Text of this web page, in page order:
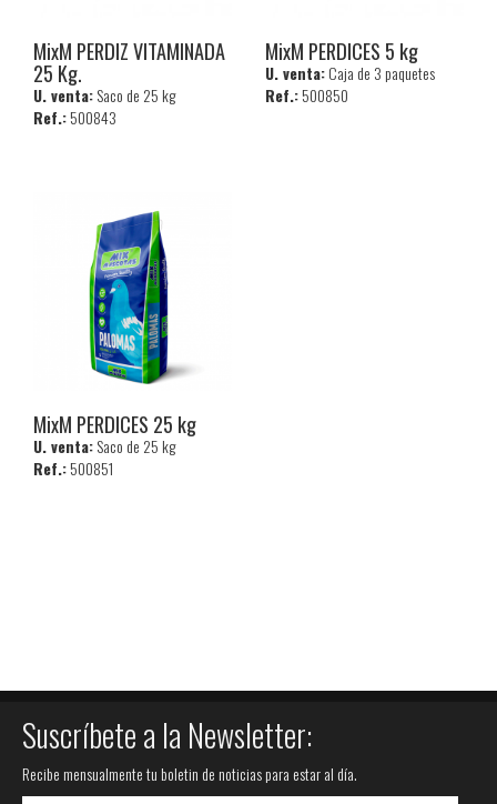
MixM PERDIZ VITAMINADA
25 Kg.
U. venta:Saco de 25 kg
Ref.:500843
MixM PERDICES 5 kg
U. venta:Caja de 3 paquetes
Ref.:500850
MixM PERDICES 25 kg
U. venta:Saco de 25 kg
Ref.:500851
Suscríbete a la Newsletter:
Recibe mensualmente tu boletin de noticias para estar al día.